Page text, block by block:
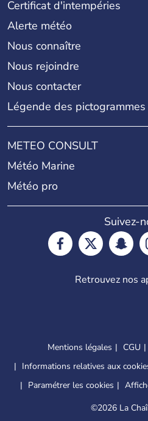
Certificat d'intempéries
Alerte météo
Nous connaître
Nous rejoindre
Nous contacter
Légende des pictogrammes
METEO CONSULT
Météo Marine
Météo pro
Suivez-
Retrouvez nos
Mentions légales CGU
Informations relatives aux
Paramétrer les cookies
©2026 La